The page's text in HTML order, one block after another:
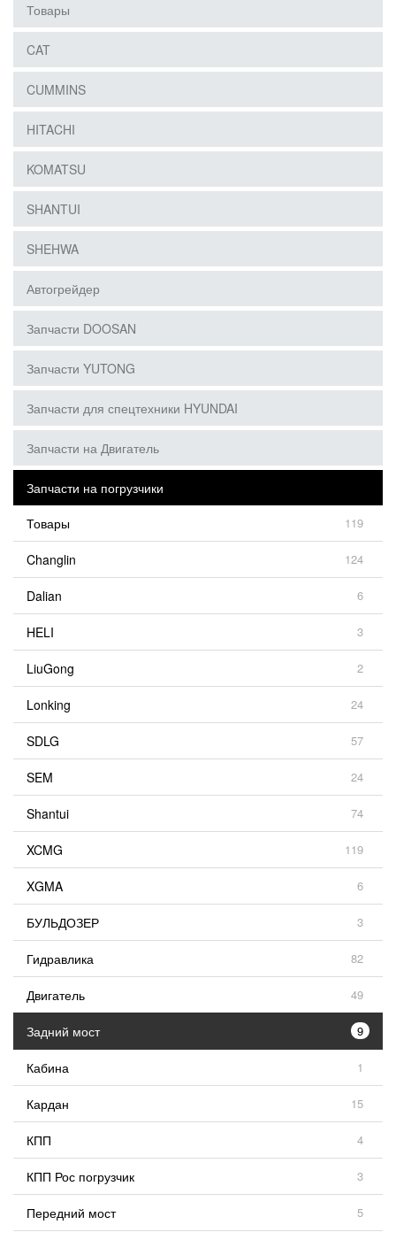
Товары
CAT
CUMMINS
HITACHI
KOMATSU
SHANTUI
SHEHWA
Автогрейдер
Запчасти DOOSAN
Запчасти YUTONG
Запчасти для спецтехники HYUNDAI
Запчасти на Двигатель
Запчасти на погрузчики
Товары
119
Changlin 124
Dalian 6
HELI 3
LiuGong 2
Lonking 24
SDLG 57
SEM 24
Shantui 74
XCMG 119
XGMA 6
БУЛЬДОЗЕР 3
Гидравлика 82
Двигатель 49
Задний мост 9
Кабина 1
Кардан 15
КПП 4
КПП Рос погрузчик 3
Передний мост 5